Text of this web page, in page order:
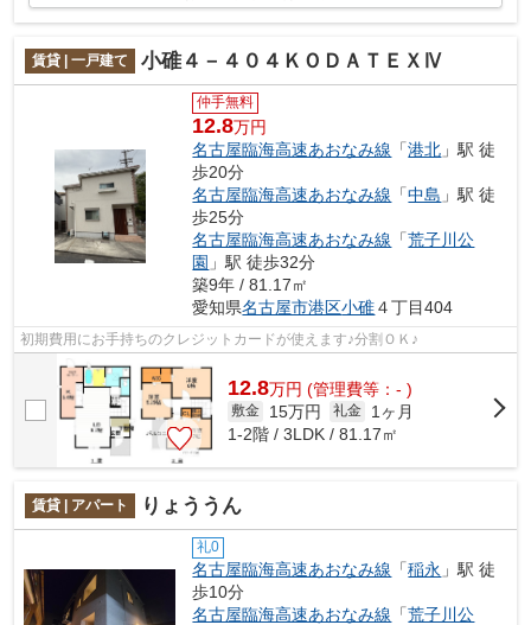
賃貸 | 一戸建て 小碓４－４０４ＫＯＤＡＴＥＸⅣ
仲手無料
12.8万円
名古屋臨海高速あおなみ線 「港北 」駅 徒
歩20分
名古屋臨海高速あおなみ線 「中島 」駅 徒
歩25分
名古屋臨海高速あおなみ線 「荒子川公
園 」駅 徒歩32分
築9年 / 81.17㎡
愛知県名古屋市港区小碓４丁目404
初期費用にお手持ちのクレジットカードが使えます♪分割ＯＫ♪
12.8万円 (管理費等：- )
敷金 15万円 礼金
1ヶ月
1-2階 / 3LDK / 81.17㎡
賃貸 | アパート りょううん
礼0
名古屋臨海高速あおなみ線 「稲永 」駅 徒
歩10分
名古屋臨海高速あおなみ線 「荒子川公